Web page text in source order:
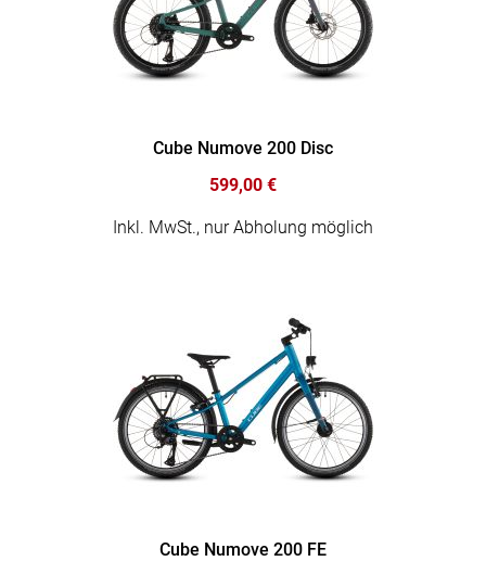
Cube Numove 200 Disc
599,00 €
Inkl. MwSt., nur Abholung möglich
Cube Numove 200 FE